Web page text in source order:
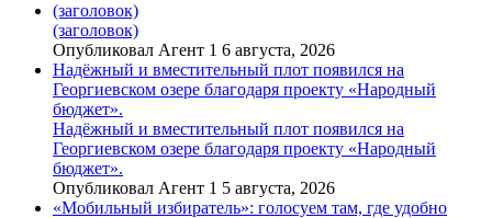
(заголовок)
(заголовок)
Опубликовал Агент 1 6 августа, 2026
Надёжный и вместительный плот появился на
Георгиевском озере благодаря проекту «Народный
бюджет».
Надёжный и вместительный плот появился на
Георгиевском озере благодаря проекту «Народный
бюджет».
Опубликовал Агент 1 5 августа, 2026
«Мобильный избиратель»: голосуем там, где удобно